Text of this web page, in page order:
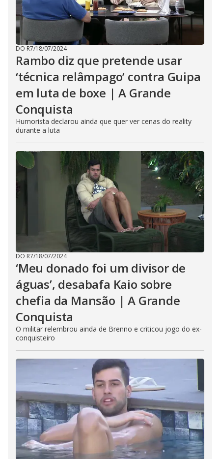
DO R7/18/07/2024
Rambo diz que pretende usar
‘técnica relâmpago’ contra Guipa
em luta de boxe | A Grande
Conquista
Humorista declarou ainda que quer ver cenas do reality
durante a luta
DO R7/18/07/2024
‘Meu donado foi um divisor de
águas’, desabafa Kaio sobre
chefia da Mansão | A Grande
Conquista
O militar relembrou ainda de Brenno e criticou jogo do ex-
conquisteiro